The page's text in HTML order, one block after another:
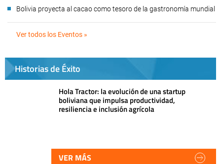
Bolivia proyecta al cacao como tesoro de la gastronomía mundial
Ver todos los Eventos »
Historias de Éxito
Hola Tractor: la evolución de una startup
boliviana que impulsa productividad,
resiliencia e inclusión agrícola
VER MÁS